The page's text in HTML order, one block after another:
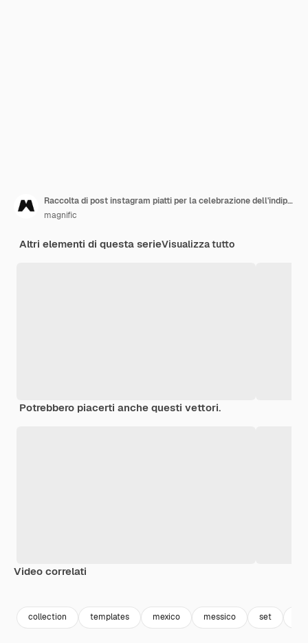
Raccolta di post instagram piatti per la celebrazione dell'indipendenza del messico
magnific
Altri elementi di questa serieVisualizza tutto
Potrebbero piacerti anche questi vettori.
Video correlati
collection templates mexico messico set